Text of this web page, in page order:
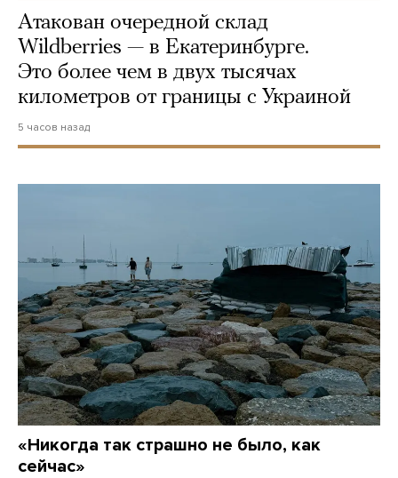
Атакован очередной склад
Wildberries — в Екатеринбурге.
Это более чем в двух тысячах
километров от границы с Украиной
5 часов назад
«Никогда так страшно не было, как
сейчас»